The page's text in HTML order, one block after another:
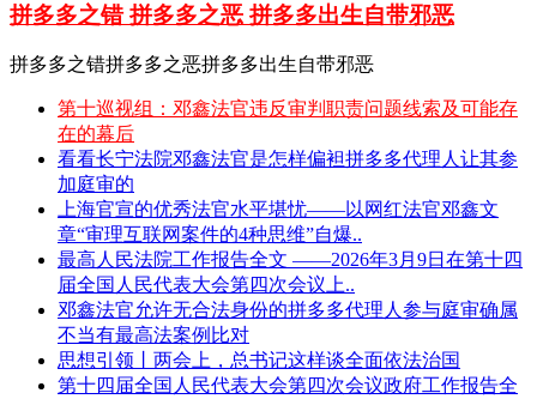
拼多多之错 拼多多之恶 拼多多出生自带邪恶
拼多多之错拼多多之恶拼多多出生自带邪恶
第十巡视组：邓鑫法官违反审判职责问题线索及可能存
在的幕后
看看长宁法院邓鑫法官是怎样偏袒拼多多代理人让其参
加庭审的
上海官宣的优秀法官水平堪忧——以网红法官邓鑫文
章“审理互联网案件的4种思维”自爆..
最高人民法院工作报告全文 ——2026年3月9日在第十四
届全国人民代表大会第四次会议上..
邓鑫法官允许无合法身份的拼多多代理人参与庭审确属
不当有最高法案例比对
思想引领丨两会上，总书记这样谈全面依法治国
第十四届全国人民代表大会第四次会议政府工作报告全